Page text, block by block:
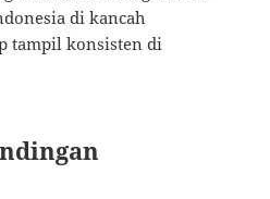
di kancah
tampil konsisten di